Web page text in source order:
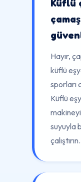
Küflü
Hayır,
küflü
sporları
Küflü
suyuyla
çalıştırın.